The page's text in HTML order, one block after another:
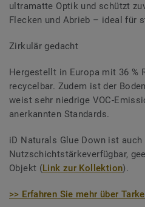
ultramatte Optik und schützt
Flecken und Abrieb – ideal für
Zirkulär gedacht
Hergestellt in Europa mit 36 %
recycelbar. Zudem ist der
weist sehr niedrige VOC-
anerkannten Standards.
iD Naturals Glue Down ist
Nutzschichtstärkeverfügbar,
Objekt (Link zur Kollektion).
>> Erfahren Sie mehr über